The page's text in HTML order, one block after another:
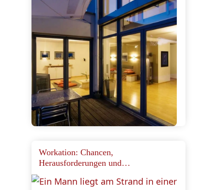
Workation: Chancen,
Herausforderungen und
Erfolgsfaktoren für das Arbeiten aus
dem Ausland